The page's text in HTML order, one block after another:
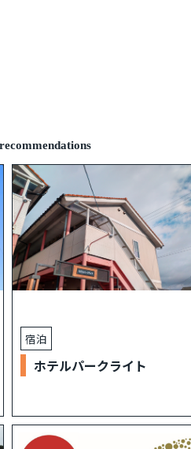
宿泊
ホテルパークライト